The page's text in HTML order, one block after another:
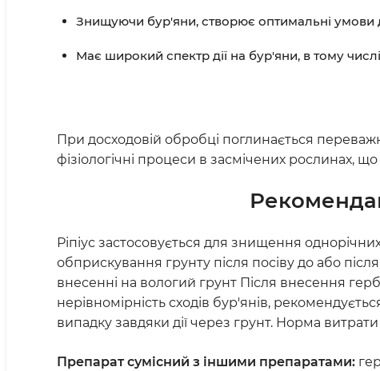
Знищуючи бур'яни, створює оптимальні умови
Має широкий спектр дії на бур'яни, в тому
При досходовій обробці поглинається
фізіологічні процеси в засмічених рослинах,
Ріпіус застосовується для знищення
обприскування грунту після посіву до або
внесенні на вологий грунт Після внесення
нерівномірність сходів бур'янів,
випадку завдяки дії через грунт. Норма
Препарат сумісний з іншими препаратами: